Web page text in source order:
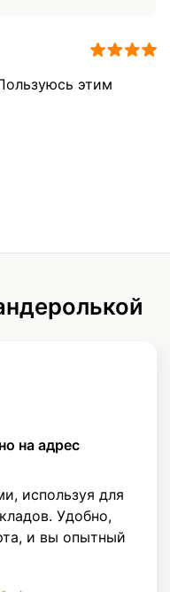
этим
на адрес
используя для
Удобно,
и вы опытный